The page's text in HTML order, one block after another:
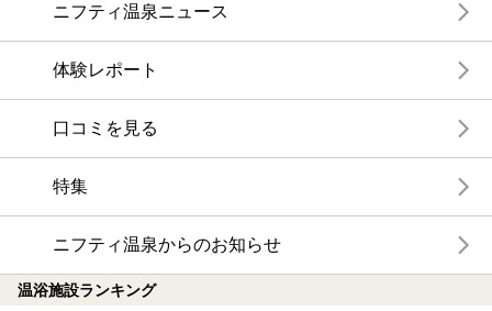
ニフティ温泉ニュース
体験レポート
口コミを見る
特集
ニフティ温泉からのお知らせ
温浴施設ランキング